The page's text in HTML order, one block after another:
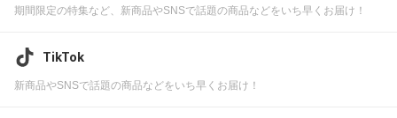
期間限定の特集など、新商品やSNSで話題の商品などをいち早くお届け！
TikTok
新商品やSNSで話題の商品などをいち早くお届け！